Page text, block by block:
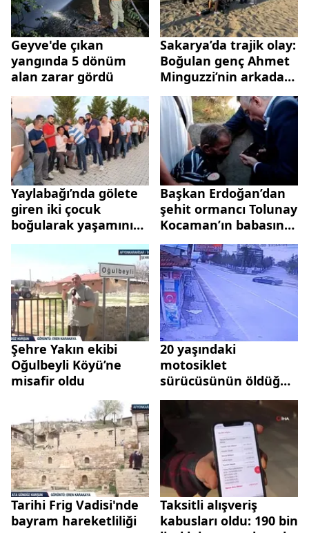
Geyve'de çıkan
yangında 5 dönüm
alan zarar gördü
Sakarya’da trajik olay:
Boğulan genç Ahmet
Minguzzi’nin arkadaşı
olduğu ortaya çıktı
Yaylabağı’nda gölete
giren iki çocuk
boğularak yaşamını
yitirdi
Başkan Erdoğan’dan
şehit ormancı Tolunay
Kocaman’ın babasına
taziye telefonu!
"Makamı zaten
cennet"
Şehre Yakın ekibi
Oğulbeyli Köyü’ne
misafir oldu
20 yaşındaki
motosiklet
sürücüsünün öldüğü
kaza kamerada
Tarihi Frig Vadisi'nde
bayram hareketliliği
Taksitli alışveriş
kabusları oldu: 190 bin